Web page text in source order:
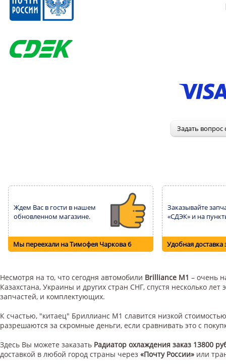
Ждем Вас в гости в нашем
обновленном магазине.
Мы переехали на Тимофея Чаркова 6
Заказывайте
«СДЭК» и на
Удобная доставка
Несмотря на то, что сегодня автомобили Brilliance M1 – очень
Казахстана, Украины и других стран СНГ, спустя несколько
запчастей, и комплектующих.
К счастью, "китаец" Бриллианс М1 славится низкой
разрешаются за скромные деньги, если сравнивать это с
Здесь Вы можете заказать Радиатор охлаждения заказ 13800
доставкой в любой город страны через «Почту России» или